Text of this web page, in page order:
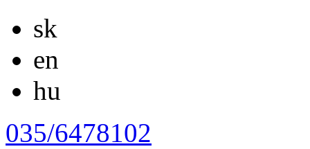
sk
en
hu
035/6478102